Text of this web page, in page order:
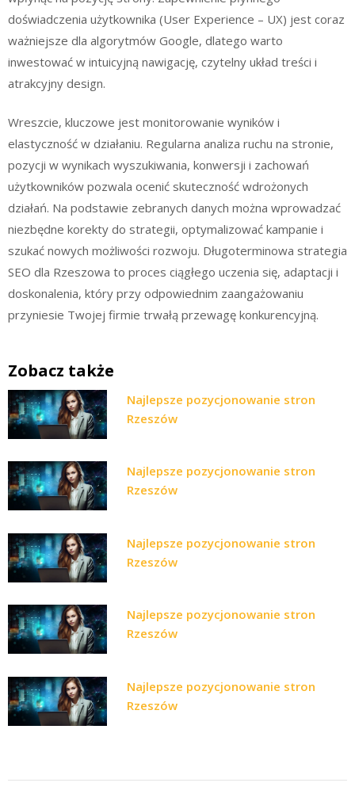
doświadczenia użytkownika (User Experience – UX) jest coraz
ważniejsze dla algorytmów Google, dlatego warto
inwestować w intuicyjną nawigację, czytelny układ treści i
atrakcyjny design.
Wreszcie, kluczowe jest monitorowanie wyników i
elastyczność w działaniu. Regularna analiza ruchu na stronie,
pozycji w wynikach wyszukiwania, konwersji i zachowań
użytkowników pozwala ocenić skuteczność wdrożonych
działań. Na podstawie zebranych danych można wprowadzać
niezbędne korekty do strategii, optymalizować kampanie i
szukać nowych możliwości rozwoju. Długoterminowa strategia
SEO dla Rzeszowa to proces ciągłego uczenia się, adaptacji i
doskonalenia, który przy odpowiednim zaangażowaniu
przyniesie Twojej firmie trwałą przewagę konkurencyjną.
Zobacz także
Najlepsze pozycjonowanie stron
Rzeszów
Najlepsze pozycjonowanie stron
Rzeszów
Najlepsze pozycjonowanie stron
Rzeszów
Najlepsze pozycjonowanie stron
Rzeszów
Najlepsze pozycjonowanie stron
Rzeszów